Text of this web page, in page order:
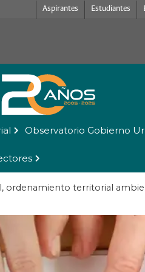
Aspirantes Estudiantes
Observatorio Gobierno
ordenamiento territorial